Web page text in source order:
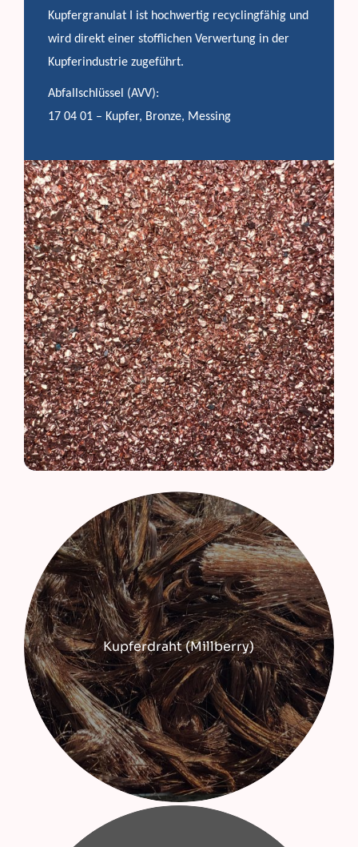
Kupfergranulat I ist hochwertig recyclingfähig und
wird direkt einer stofflichen Verwertung in der
Kupferindustrie zugeführt.
Abfallschlüssel (AVV):
17 04 01 – Kupfer, Bronze, Messing
Kupferdraht (Millberry)